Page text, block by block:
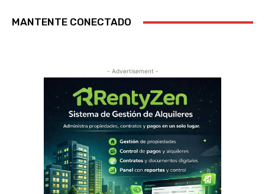
MANTENTE CONECTADO
- Advertisement -